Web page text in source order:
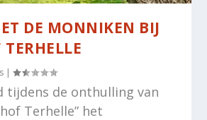
DE MONNIKEN BIJ
|
tijdens de onthulling van
Terhelle” het